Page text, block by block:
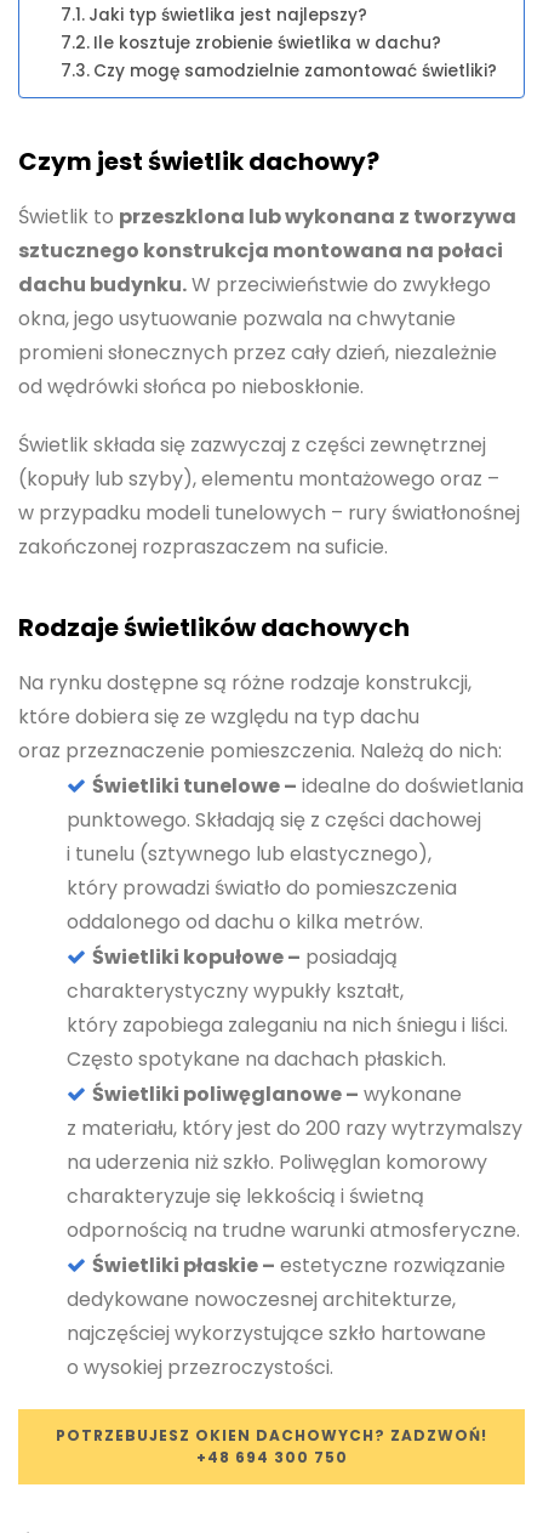
Jaki typ świetlika jest najlepszy?
Ile kosztuje zrobienie świetlika w dachu?
Czy mogę samodzielnie zamontować świetliki?
Czym jest świetlik dachowy?
Świetlik to przeszklona lub wykonana z tworzywa
sztucznego konstrukcja montowana na połaci
dachu budynku.W przeciwieństwie do zwykłego
okna, jego usytuowanie pozwala na chwytanie
promieni słonecznych przez cały dzień, niezależnie
od wędrówki słońca po nieboskłonie.
Świetlik składa się zazwyczaj z części zewnętrznej
(kopuły lub szyby), elementu montażowego oraz –
w przypadku modeli tunelowych – rury światłonośnej
zakończonej rozpraszaczem na suficie.
Rodzaje świetlików dachowych
Na rynku dostępne są różne rodzaje konstrukcji,
które dobiera się ze względu na typ dachu
oraz przeznaczenie pomieszczenia. Należą do nich:
Świetliki tunelowe – idealne do doświetlania
punktowego. Składają się z części dachowej
i tunelu (sztywnego lub elastycznego),
który prowadzi światło do pomieszczenia
oddalonego od dachu o kilka metrów.
Świetliki kopułowe – posiadają
charakterystyczny wypukły kształt,
który zapobiega zaleganiu na nich śniegu i liści.
Często spotykane na dachach płaskich.
Świetliki poliwęglanowe – wykonane
z materiału, który jest do 200 razy wytrzymalszy
na uderzenia niż szkło. Poliwęglan komorowy
charakteryzuje się lekkością i świetną
odpornością na trudne warunki atmosferyczne.
Świetliki płaskie – estetyczne rozwiązanie
dedykowane nowoczesnej architekturze,
najczęściej wykorzystujące szkło hartowane
o wysokiej przezroczystości.
POTRZEBUJESZ OKIEN DACHOWYCH? ZADZWOŃ!
+48 694 300 750